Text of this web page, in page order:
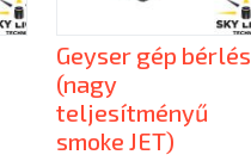
Geyser gép bérlés
(nagy
teljesítményű
smoke JET)